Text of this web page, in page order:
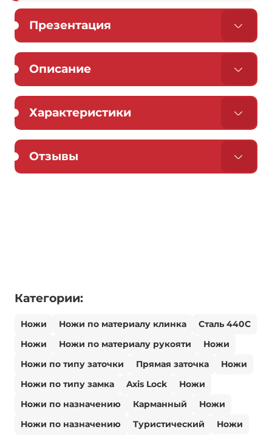
Презентация
Описание
Характеристики
Отзывы
Категории:
Ножи Ножи по материалу клинка
Сталь 440С
Ножи
Ножи по материалу рукояти
Ножи
Ножи по типу заточки
Прямая заточка
Ножи
Ножи по типу замка
Axis Lock
Ножи
Ножи по назначению
Карманный
Ножи
Ножи по назначению
Туристический
Ножи